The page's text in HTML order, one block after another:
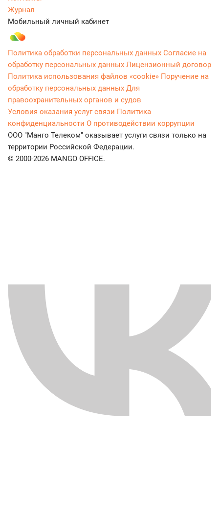
Журнал
Мобильный личный кабинет
Политика обработки персональных данных Согласие на
обработку персональных данных Лицензионный договор
Политика использования файлов «cookie» Поручение на
обработку персональных данных Для
правоохранительных органов и судов
Условия оказания услуг связи Политика
конфиденциальности О противодействии коррупции
ООО "Манго Телеком" оказывает услуги связи только на
территории Российской Федерации.
© 2000-2026 MANGO OFFICE.